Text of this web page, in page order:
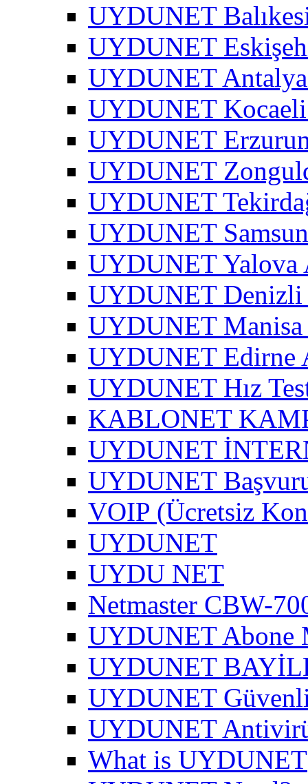
UYDUNET
UYDUNET
UYDUNET
UYDUNET
UYDUNET
UYDUNET
UYDUNET
UYDUNET
UYDUNET Yalova
UYDUNET
UYDUNET
UYDUNET Edirne
UYDUNET Hız
KABLONET
UYDUNET
UYDUNET
VOIP (Ücretsiz
UYDUNET
UYDU NET
Netmaster CBW-
UYDUNET Abone
UYDUNET
UYDUNET
UYDUNET
What is UYDUNET